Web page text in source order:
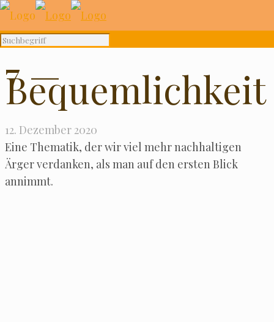
7 —
Bequemlichkeit
12. Dezember 2020
Eine The­ma­tik, der wir viel mehr nach­hal­ti­gen
Ärger ver­dan­ken, als man auf den ers­ten Blick
annimmt.